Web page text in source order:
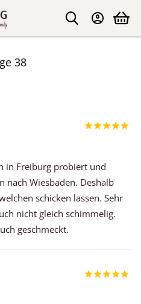
38
in Freiburg probiert und
nach Wiesbaden. Deshalb
schicken lassen. Sehr
nicht gleich schimmelig.
geschmeckt.